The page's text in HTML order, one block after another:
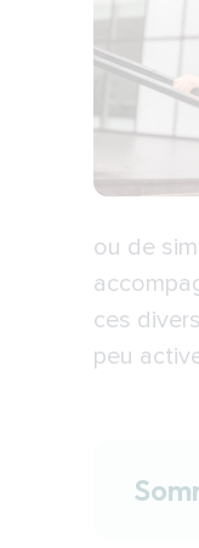
ou de
ces
peu